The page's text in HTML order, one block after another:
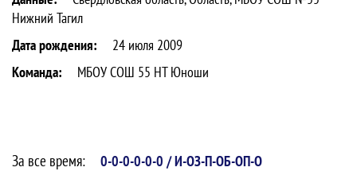
Нижний Тагил
Дата рождения:
24 июля 2009
Команда:
МБОУ СОШ 55 НТ Юноши
За все время: 0-0-0-0-0-0 / И-ОЗ-П-ОБ-ОП-О